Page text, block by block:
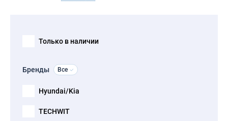
Только в наличии
Бренды Все
Hyundai/Kia
TECHWIT